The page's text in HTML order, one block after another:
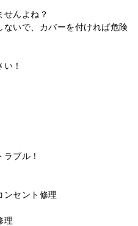
せんよね？
いで、カバーを付ければ危険
！
ブル！
セント修理
理